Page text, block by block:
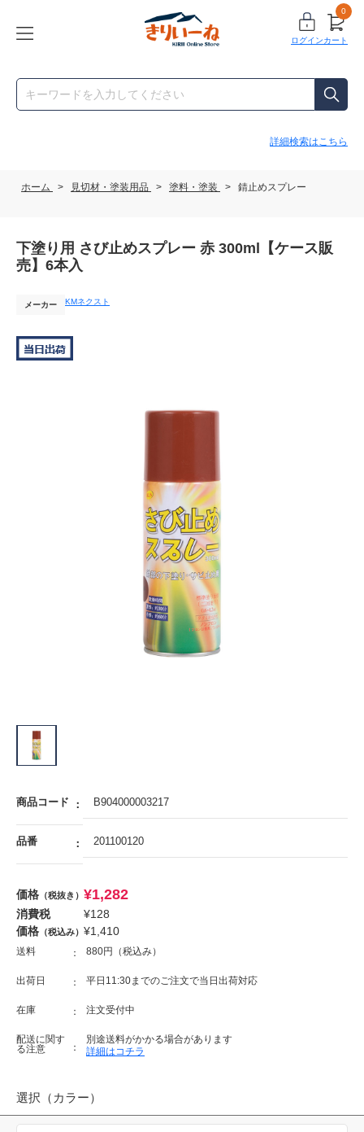
ログイン
0
カート
詳細検索はこちら
ホーム > 見切材・塗装用品 > 塗料・塗装 > 錆止めスプレー
下塗り用 さび止めスプレー 赤 300ml【ケース販
売】6本入
メーカー KMネクスト
商品コード B904000003217
品番 201100120
価格 （税抜き） ¥1,282
消費税 ¥128
価格 （税込み） ¥1,410
送料 880円（税込み）
出荷日 平日11:30までのご注文で当日出荷対応
在庫 注文受付中
配送に関す
る注意
別途送料がかかる場合があります
詳細はコチラ
選択（カラー）